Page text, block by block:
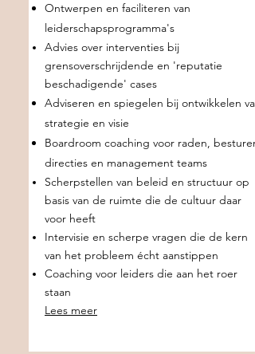
Ontwerpen en faciliteren van
leiderschapsprogramma's
Advies over interventies bij
grensoverschrijdende en 'reputatie
beschadigende' cases
Adviseren en spiegelen bij ontwikkelen van
strategie en visie
Boardroom coaching voor raden, besturen,
directies en management teams
Scherpstellen van beleid en structuur op
basis van de ruimte die de cultuur daar
voor heeft
Intervisie en scherpe vragen die de kern
van het probleem écht aanstippen
Coaching voor leiders die aan het roer
staan
Lees meer